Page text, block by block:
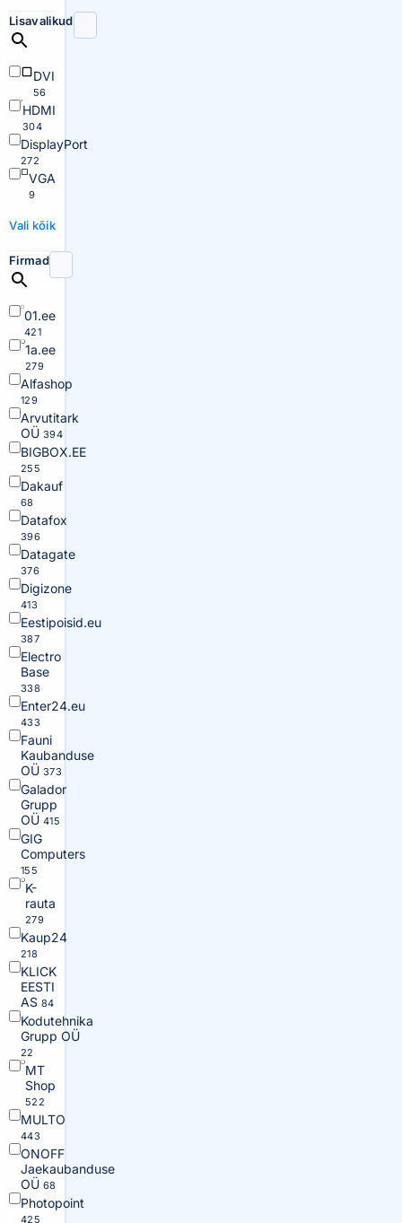
Lisavalikud
DVI
56
HDMI
304
DisplayPort
272
VGA
9
Vali kõik
Firmad
01.ee
421
1a.ee
279
Alfashop
129
Arvutitark
OÜ 394
BIGBOX.EE
255
Dakauf
68
Datafox
396
Datagate
376
Digizone
413
Eestipoisid.eu
387
Electro
Base
338
Enter24.eu
433
Fauni
Kaubanduse
OÜ 373
Galador
Grupp
OÜ 415
GIG
Computers
155
K-
rauta
279
Kaup24
218
KLICK
EESTI
AS 84
Kodutehnika
Grupp OÜ
22
MT
Shop
522
MULTO
443
ONOFF
Jaekaubanduse
OÜ 68
Photopoint
425